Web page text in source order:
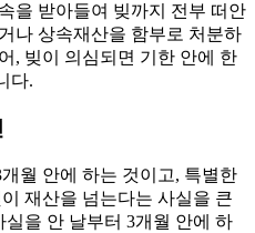
을 받아들여 빚까지 전부 떠안
나 상속재산을 함부로 처분하
, 빚이 의심되면 기한 안에 한
다.
월 안에 하는 것이고, 특별한
재산을 넘는다는 사실을 큰
을 안 날부터 3개월 안에 하